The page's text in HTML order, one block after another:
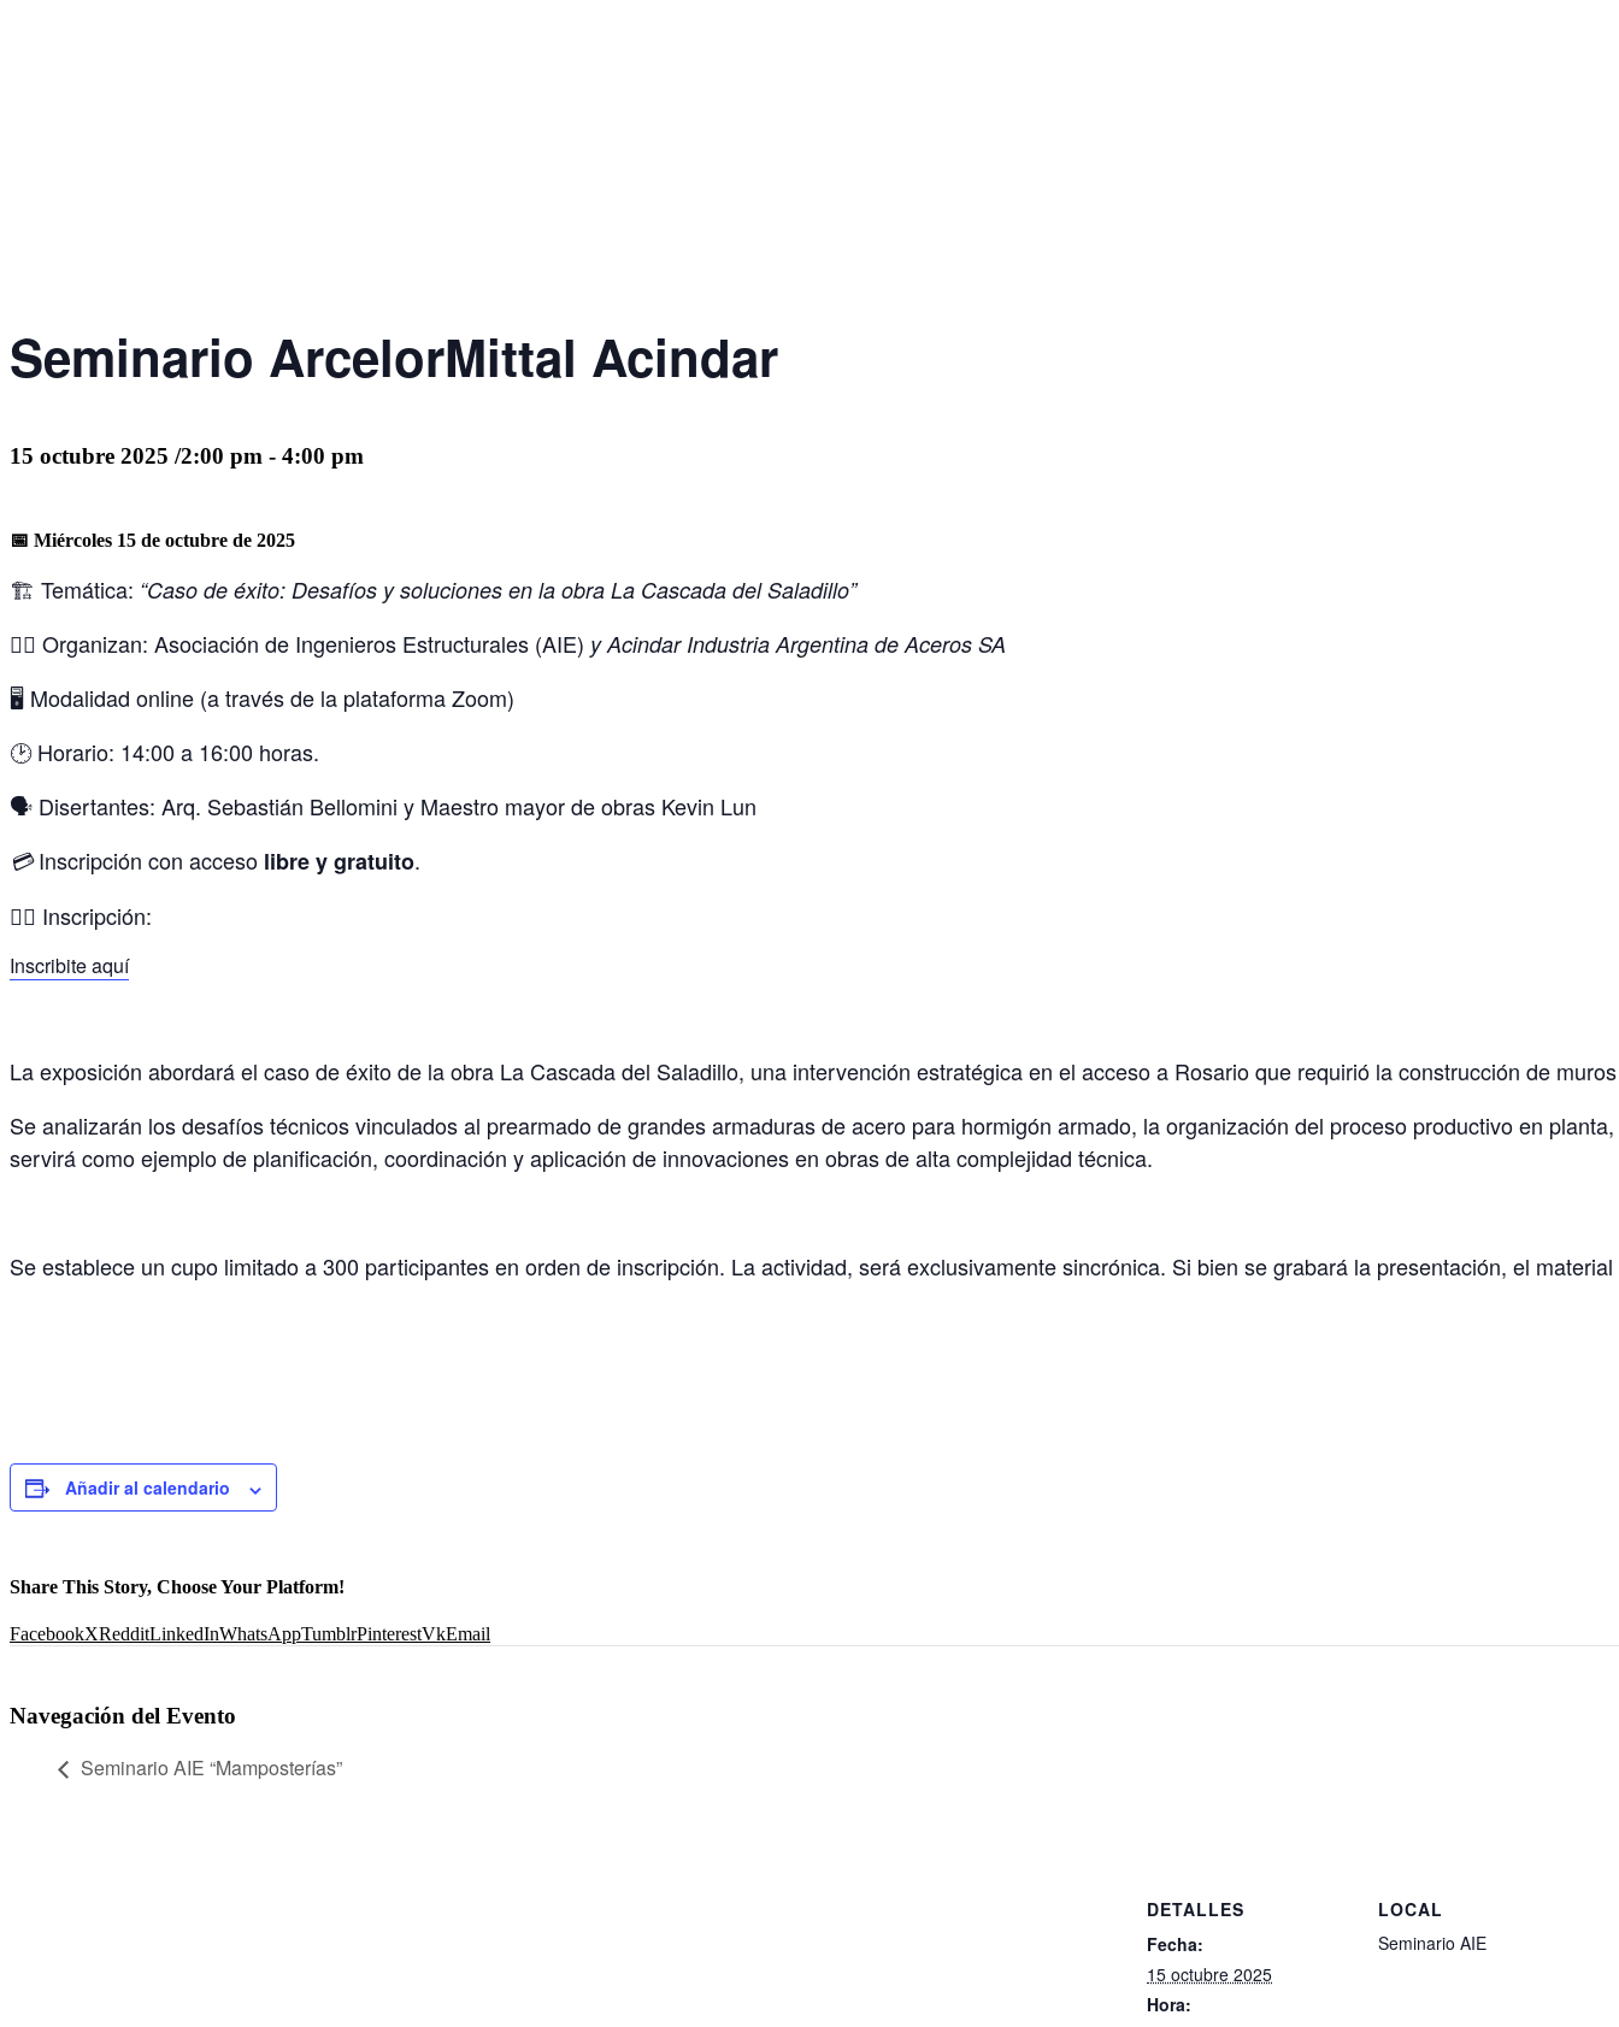
Seminario ArcelorMittal Acindar
15 octubre 2025 /2:00 pm - 4:00 pm
📅 Miércoles 15 de octubre de 2025
🏗️ Temática: “Caso de éxito: Desafíos y soluciones en la obra La Cascada del Saladillo”
👉🏻 Organizan: Asociación de Ingenieros Estructurales (AIE) y Acindar Industria Argentina de Aceros SA
🖥️ Modalidad online (a través de la plataforma Zoom)
🕑 Horario: 14:00 a 16:00 horas.
🗣️ Disertantes: Arq. Sebastián Bellomini y Maestro mayor de obras Kevin Lun
💳Inscripción con acceso libre y gratuito.
✍🏻 Inscripción:
Inscribite aquí
La exposición abordará el caso de éxito de la obra La Cascada del Saladillo, una intervención estratégica en el acceso a Rosario que requirió la construcción de
Se analizarán los desafíos técnicos vinculados al prearmado de grandes armaduras de acero para hormigón armado, la organización del proceso productivo en
servirá como ejemplo de planificación, coordinación y aplicación de innovaciones en obras de alta complejidad técnica.
Se establece un cupo limitado a 300 participantes en orden de inscripción. La actividad, será exclusivamente sincrónica. Si bien se grabará la presentación, el
Añadir al calendario
Share This Story, Choose Your Platform!
FacebookXRedditLinkedInWhatsAppTumblrPinterestVkEmail
Navegación del Evento
Seminario AIE “Mamposterías”
DETALLES
Fecha:
15 octubre 2025
Hora:
LOCAL
Seminario AIE